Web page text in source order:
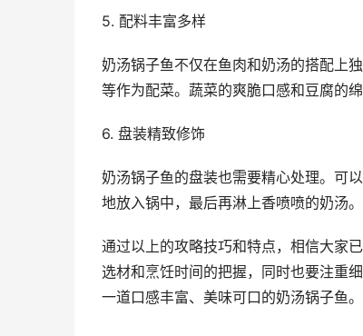
5. 配料丰富多样
奶汤锅子鱼不仅在鱼肉和奶汤的搭配上
等作为配菜。蔬菜的爽脆口感和豆腐的
6. 盘装精致修饰
奶汤锅子鱼的盘装也需要精心处理。可
地放入锅中，最后再淋上香喷喷的奶汤
通过以上的攻略技巧和特点，相信大家
选材和烹饪时间的把握，同时也要注重
一道口感丰富、美味可口的奶汤锅子鱼